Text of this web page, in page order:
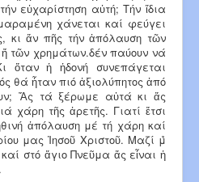
εὐχαρίστηση αὐτή; Τήν ἴδια
χάνεται καί φεύγει
κι ἄν πῆς τήν ἀπόλαυση τῶν
τῶν χρημάτων.δέν παύουν νά
ὅταν ἡ ἡδονή συνεπάγεται
θά ἦταν πιό ἀξιολύπητος ἀπό
Ἄς τά ξέρωμε αὐτά κι ἄς
χάρη τῆς ἀρετῆς. Γιατί ἔτσι
ἀπόλαυση μέ τή χάρη καί
μας Ἰησοῦ Χριστοῦ. Μαζί μ̉
στό ἅγιο Πνεῦμα ἄς εἶναι ἡ